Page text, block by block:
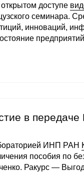
доступе
семинара.
инноваций,
в
ИНП РАН
пособия по
Ракурс —